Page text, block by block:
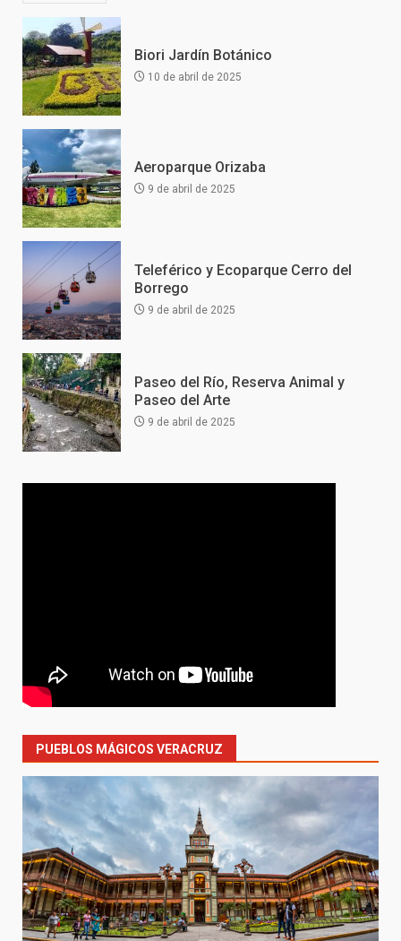
Biori Jardín Botánico
10 de abril de 2025
Aeroparque Orizaba
9 de abril de 2025
Teleférico y Ecoparque Cerro del
Borrego
9 de abril de 2025
Paseo del Río, Reserva Animal y
Paseo del Arte
9 de abril de 2025
PUEBLOS MÁGICOS VERACRUZ